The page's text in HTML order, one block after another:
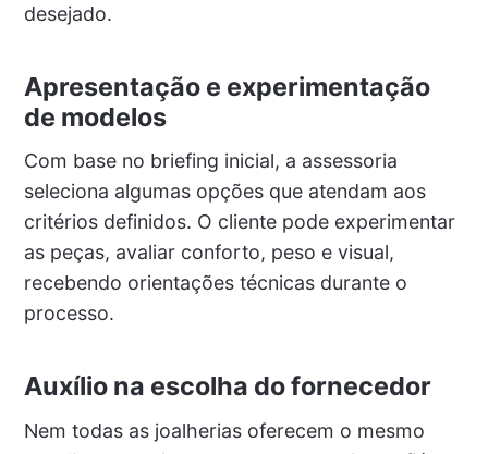
desejado.
Apresentação e experimentação
de modelos
Com base no briefing inicial, a assessoria
seleciona algumas opções que atendam aos
critérios definidos. O cliente pode experimentar
as peças, avaliar conforto, peso e visual,
recebendo orientações técnicas durante o
processo.
Auxílio na escolha do fornecedor
Nem todas as joalherias oferecem o mesmo